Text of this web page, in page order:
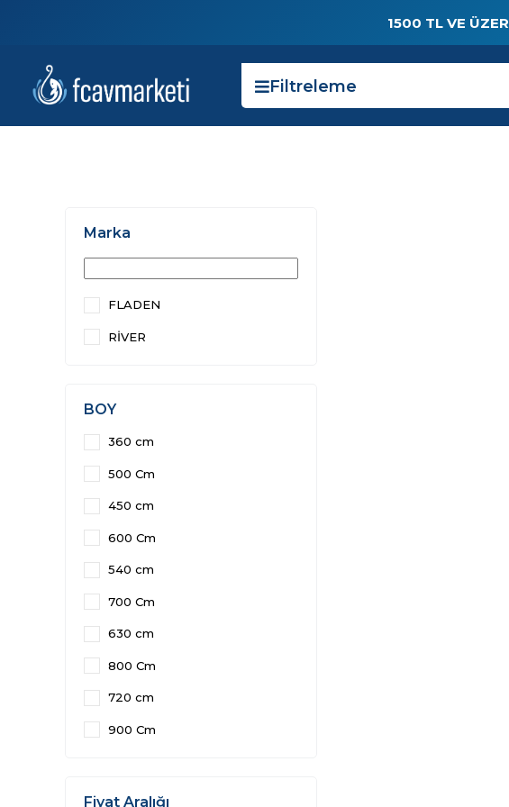
1500 TL VE
Filtreleme
Marka
FLADEN
RİVER
BOY
360 cm
500 Cm
450 cm
600 Cm
540 cm
700 Cm
630 cm
800 Cm
720 cm
900 Cm
Fiyat Aralığı